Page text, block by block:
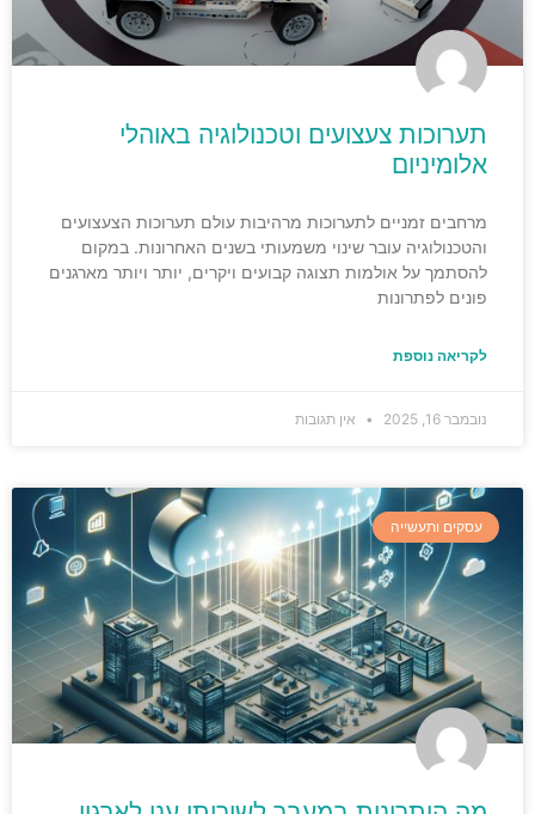
תערוכות צעצועים וטכנולוגיה באוהלי
אלומיניום
מרחבים זמניים לתערוכות מרהיבות עולם תערוכות הצעצועים
והטכנולוגיה עובר שינוי משמעותי בשנים האחרונות. במקום
להסתמך על אולמות תצוגה קבועים ויקרים, יותר ויותר מארגנים
פונים לפתרונות
לקריאה נוספת
נובמבר 16, 2025 אין תגובות
עסקים ותעשייה